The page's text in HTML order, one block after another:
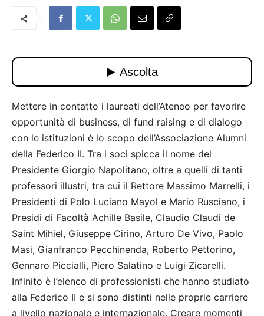
Mettere in contatto i laureati dell’Ateneo per favorire
opportunità di business, di fund raising e di dialogo
con le istituzioni è lo scopo dell’Associazione Alumni
della Federico II. Tra i soci spicca il nome del
Presidente Giorgio Napolitano, oltre a quelli di tanti
professori illustri, tra cui il Rettore Massimo Marrelli, i
Presidenti di Polo Luciano Mayol e Mario Rusciano, i
Presidi di Facoltà Achille Basile, Claudio Claudi de
Saint Mihiel, Giuseppe Cirino, Arturo De Vivo, Paolo
Masi, Gianfranco Pecchinenda, Roberto Pettorino,
Gennaro Piccialli, Piero Salatino e Luigi Zicarelli.
Infinito è l’elenco di professionisti che hanno studiato
alla Federico II e si sono distinti nelle proprie carriere
a livello nazionale e internazionale. Creare momenti